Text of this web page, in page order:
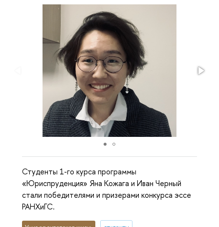
Студенты 1-го курса программы
«Юриспруденция» Яна Кожага и Иван Черный
стали победителями и призерами конкурса эссе
РАНХиГС.